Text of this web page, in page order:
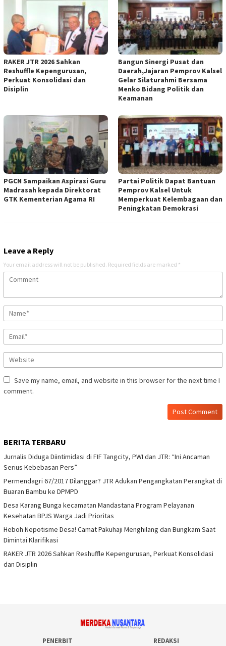
RAKER JTR 2026 Sahkan
Reshuffle Kepengurusan,
Perkuat Konsolidasi dan
Disiplin
Bangun Sinergi Pusat dan
Daerah,Jajaran Pemprov Kalsel
Gelar Silaturahmi Bersama
Menko Bidang Politik dan
Keamanan
PGCN Sampaikan Aspirasi Guru
Madrasah kepada Direktorat
GTK Kementerian Agama RI
Partai Politik Dapat Bantuan
Pemprov Kalsel Untuk
Memperkuat Kelembagaan dan
Peningkatan Demokrasi
Leave a Reply
Your email address will not be published. Required fields are marked *
Save my name, email, and website in this browser for the next time I
comment.
BERITA TERBARU
Jurnalis Diduga Diintimidasi di FIF Tangcity, PWI dan JTR: “Ini Ancaman
Serius Kebebasan Pers”
Permendagri 67/2017 Dilanggar? JTR Adukan Pengangkatan Perangkat di
Buaran Bambu ke DPMPD
Desa Karang Bunga kecamatan Mandastana Program Pelayanan
Kesehatan BPJS Warga Jadi Prioritas
Heboh Nepotisme Desa! Camat Pakuhaji Menghilang dan Bungkam Saat
Dimintai Klarifikasi
RAKER JTR 2026 Sahkan Reshuffle Kepengurusan, Perkuat Konsolidasi
dan Disiplin
PENERBIT REDAKSI